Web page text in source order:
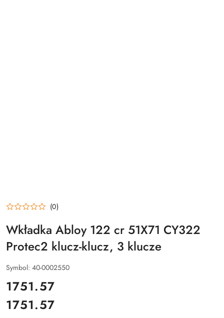
(0)
Wkładka Abloy 122 cr 51X71 CY322
Protec2 klucz-klucz, 3 klucze
Symbol: 40-0002550
cena:
1751.57
Cena:
1751.57